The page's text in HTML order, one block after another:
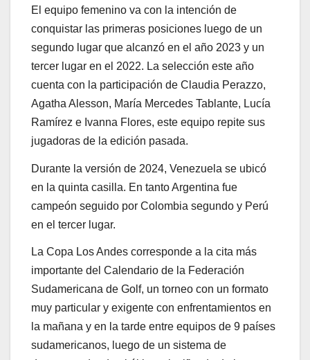
El equipo femenino va con la intención de
conquistar las primeras posiciones luego de un
segundo lugar que alcanzó en el año 2023 y un
tercer lugar en el 2022. La selección este año
cuenta con la participación de Claudia Perazzo,
Agatha Alesson, María Mercedes Tablante, Lucía
Ramírez e Ivanna Flores, este equipo repite sus
jugadoras de la edición pasada.
Durante la versión de 2024, Venezuela se ubicó
en la quinta casilla. En tanto Argentina fue
campeón seguido por Colombia segundo y Perú
en el tercer lugar.
La Copa Los Andes corresponde a la cita más
importante del Calendario de la Federación
Sudamericana de Golf, un torneo con un formato
muy particular y exigente con enfrentamientos en
la mañana y en la tarde entre equipos de 9 países
sudamericanos, luego de un sistema de